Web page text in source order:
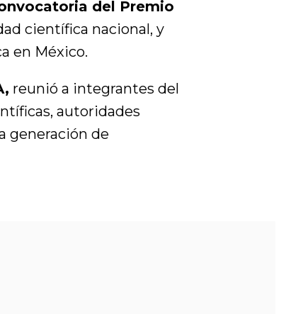
del Premio
científica nacional, y
en México.
reunió a integrantes del
autoridades
generación de